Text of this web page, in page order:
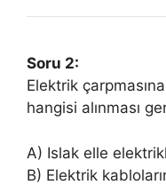
Soru 2:
Elektrik
hangisi alınması
A) Islak elle
B) Elektrik